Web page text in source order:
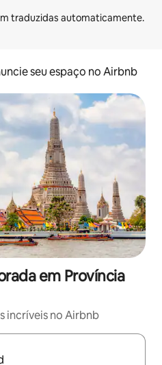
seu espaço no Airbnb
em Província
incríveis no Airbnb
disponíveis, explore-os